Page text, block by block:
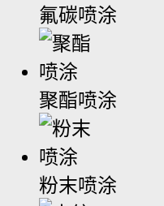
氟碳喷涂
聚酯喷涂
粉末喷涂